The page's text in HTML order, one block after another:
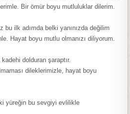
Bir ömür boyu mutluluklar dilerim.
bu ilk adımda belki yanınızda değilim
Hayat boyu mutlu olmanızı diliyorum.
dolduran şaraptır.
dileklerimizle, hayat boyu
yüreğin bu sevgiyi evlilikle